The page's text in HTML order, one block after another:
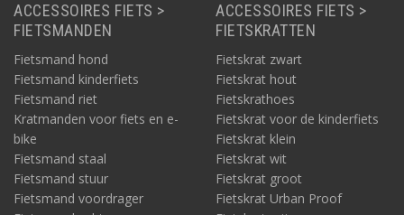
ACCESSOIRES FIETS >
FIETSMANDEN
Fietsmand hond
Fietsmand kinderfiets
Fietsmand riet
Kratmanden voor fiets en e-
bike
Fietsmand staal
Fietsmand stuur
Fietsmand voordrager
ACCESSOIRES FIETS >
FIETSKRATTEN
Fietskrat zwart
Fietskrat hout
Fietskrathoes
Fietskrat voor de kinderfiets
Fietskrat klein
Fietskrat wit
Fietskrat groot
Fietskrat Urban Proof